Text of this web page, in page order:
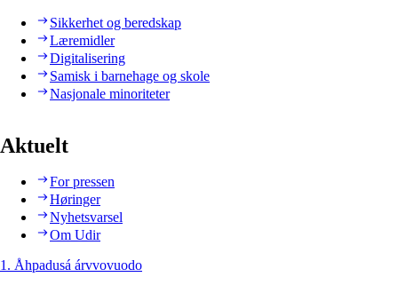
Sikkerhet og beredskap
Læremidler
Digitalisering
Samisk i barnehage og skole
Nasjonale minoriteter
Aktuelt
For pressen
Høringer
Nyhetsvarsel
Om Udir
1. Åhpadusá árvvovuodo